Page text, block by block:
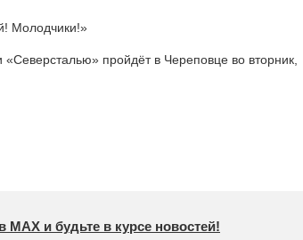
Молодчики!»
пройдёт в Череповце во вторник,
и будьте в курсе новостей!